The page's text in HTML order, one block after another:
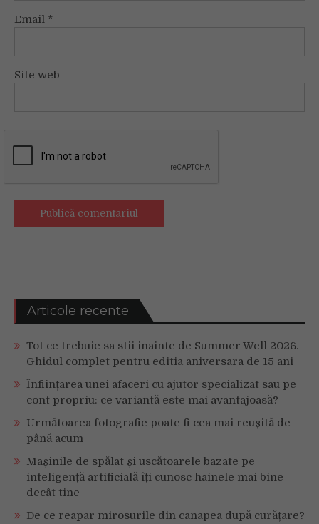
Email *
Site web
Articole recente
Tot ce trebuie sa stii inainte de Summer Well 2026.
Ghidul complet pentru editia aniversara de 15 ani
Înființarea unei afaceri cu ajutor specializat sau pe
cont propriu: ce variantă este mai avantajoasă?
Următoarea fotografie poate fi cea mai reușită de
până acum
Mașinile de spălat și uscătoarele bazate pe
inteligență artificială îți cunosc hainele mai bine
decât tine
De ce reapar mirosurile din canapea după curățare?